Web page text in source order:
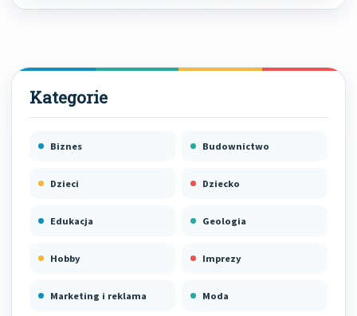
Biznes Budownictwo
Dzieci Dziecko
Edukacja Geologia
Hobby Imprezy
Marketing i reklama Moda